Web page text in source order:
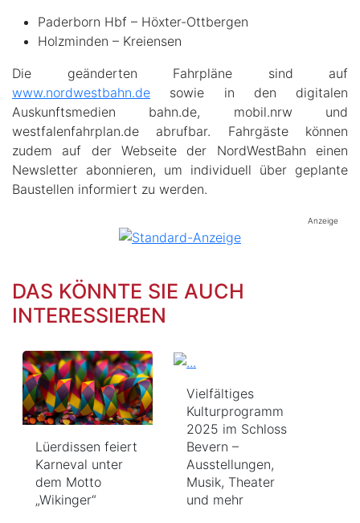
Paderborn Hbf – Höxter-Ottbergen
Holzminden – Kreiensen
Die geänderten Fahrpläne sind auf
www.nordwestbahn.de sowie in den digitalen
Auskunftsmedien bahn.de, mobil.nrw und
westfalenfahrplan.de abrufbar. Fahrgäste können
zudem auf der Webseite der NordWestBahn einen
Newsletter abonnieren, um individuell über geplante
Baustellen informiert zu werden.
Anzeige
DAS KÖNNTE SIE AUCH
INTERESSIEREN
Lüerdissen feiert
Karneval unter
dem Motto
„Wikinger“
Vielfältiges
Kulturprogramm
2025 im Schloss
Bevern –
Ausstellungen,
Musik, Theater
und mehr